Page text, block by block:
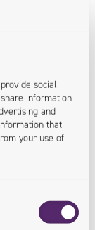
social
information
and
that
your use of